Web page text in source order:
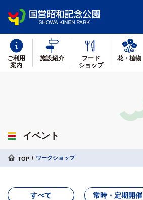
ご利用
案内
施設紹介
フード
ショップ
花・植物
イベント
TOP ワークショップ
すべて 常時・定期開催